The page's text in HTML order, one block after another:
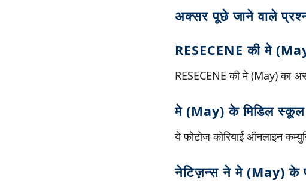
अक्सर पूछे जाने वाले
RESECENE की मे
RESECENE की मे (May) का
मे (May) के मिडिल स्कूल
ये फोटोज कोरियाई ऑनलाइन
नेटिज़न्स ने मे (May) के